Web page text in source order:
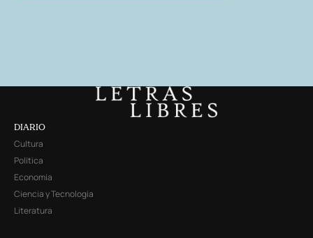
DIARIO
Cultura
Política
Economía
Ciencia y Tecnología
Literatura